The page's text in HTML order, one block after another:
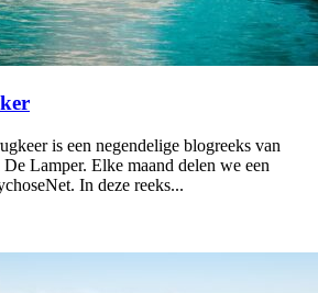
is een negendelige blogreeks van
Lamper. Elke maand delen we een
In deze reeks...